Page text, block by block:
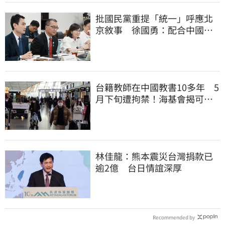
批國民黨重提「統一」呼應北
京敘事 徐國勇：配合中國削
台籍教師在中國教書10多年 5
月下旬遭拘禁！海基會揭可能
林佳龍：熊本震災台灣捐款已
逾2億 台日情誼深厚
Recommended by